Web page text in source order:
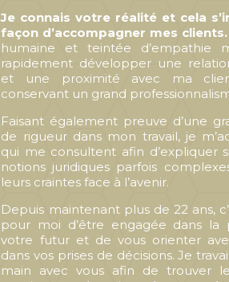
Je connais votre réalité et cela
façon d’accompagner mes clients.
humaine et teintée d’empathie
rapidement développer une
et une proximité avec ma
conservant un grand
Faisant également preuve d’une
de rigueur dans mon travail, je
qui me consultent afin d’expliquer
notions juridiques parfois
leurs craintes face à l’avenir.
Depuis maintenant plus de 22 ans,
pour moi d’être engagée dans la
votre futur et de vous orienter
dans vos prises de décisions. Je
main avec vous afin de trouver